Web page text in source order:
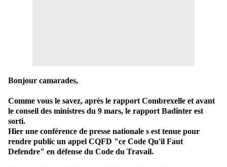
Bonjour camarades,
Comme vous le savez, après le rapport Combrexelle et avant
le conseil des ministres du 9 mars, le rapport Badinter est
sorti.
Hier une conférence de presse nationale s est tenue pour
rendre public un appel CQFD "ce Code Qu'il Faut
Defendre" en défense du Code du Travail.